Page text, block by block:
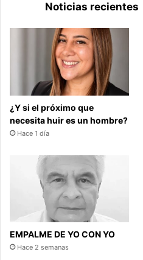
Noticias recientes
¿Y si el próximo que
necesita huir es un hombre?
Hace 1 día
EMPALME DE YO CON YO
Hace 2 semanas